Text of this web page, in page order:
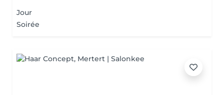
Jour
Soirée